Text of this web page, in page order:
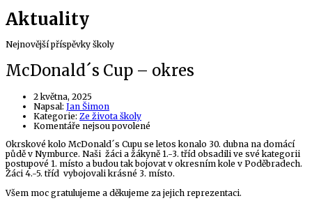
Aktuality
Nejnovější příspěvky školy
McDonald´s Cup – okres
2 května, 2025
Napsal: Author
Jan Šimon
Kategorie: Ze života školy
Komentáře nejsou povolené
s
názvem
McDonald
´s
–
Okrskové kolo McDonald´s Cupu se letos konalo 30. dubna na domácí
půdě v Nymburce. Naši žáci a žákyně 1.-3. tříd obsadili ve své kategorii
postupové 1. místo a budou tak bojovat v okresním kole v Poděbradech.
Žáci 4.-5. tříd vybojovali krásné 3. místo.
Všem moc gratulujeme a děkujeme za jejich reprezentaci.